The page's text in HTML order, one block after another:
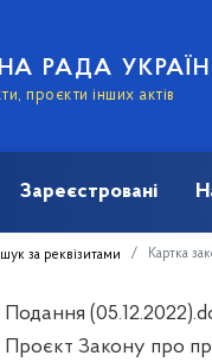
РАДА
проєкти інших актів
Зареєстровані
за реквізитами Картка
Подання
Проєкт Закону про